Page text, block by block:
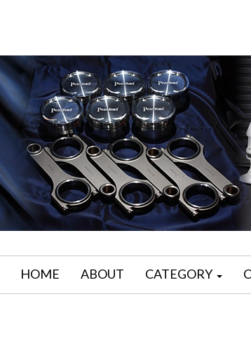
HOME ABOUT CATEGORY